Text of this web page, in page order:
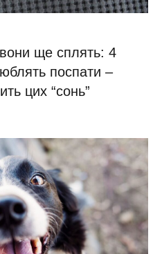
ще сплять: 4
поспати –
цих “сонь”